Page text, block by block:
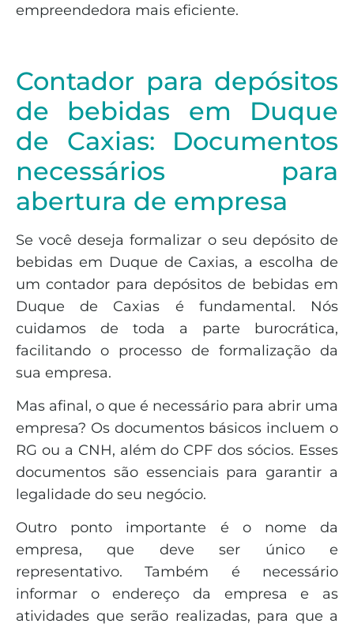
empreendedora mais eficiente.
Contador para depósitos
de bebidas em Duque
de Caxias: Documentos
necessários para
abertura de empresa
Se você deseja formalizar o seu depósito de
bebidas em Duque de Caxias, a escolha de
um contador para depósitos de bebidas em
Duque de Caxias é fundamental. Nós
cuidamos de toda a parte burocrática,
facilitando o processo de formalização da
sua empresa.
Mas afinal, o que é necessário para abrir uma
empresa? Os documentos básicos incluem o
RG ou a CNH, além do CPF dos sócios. Esses
documentos são essenciais para garantir a
legalidade do seu negócio.
Outro ponto importante é o nome da
empresa, que deve ser único e
representativo. Também é necessário
informar o endereço da empresa e as
atividades que serão realizadas, para que a